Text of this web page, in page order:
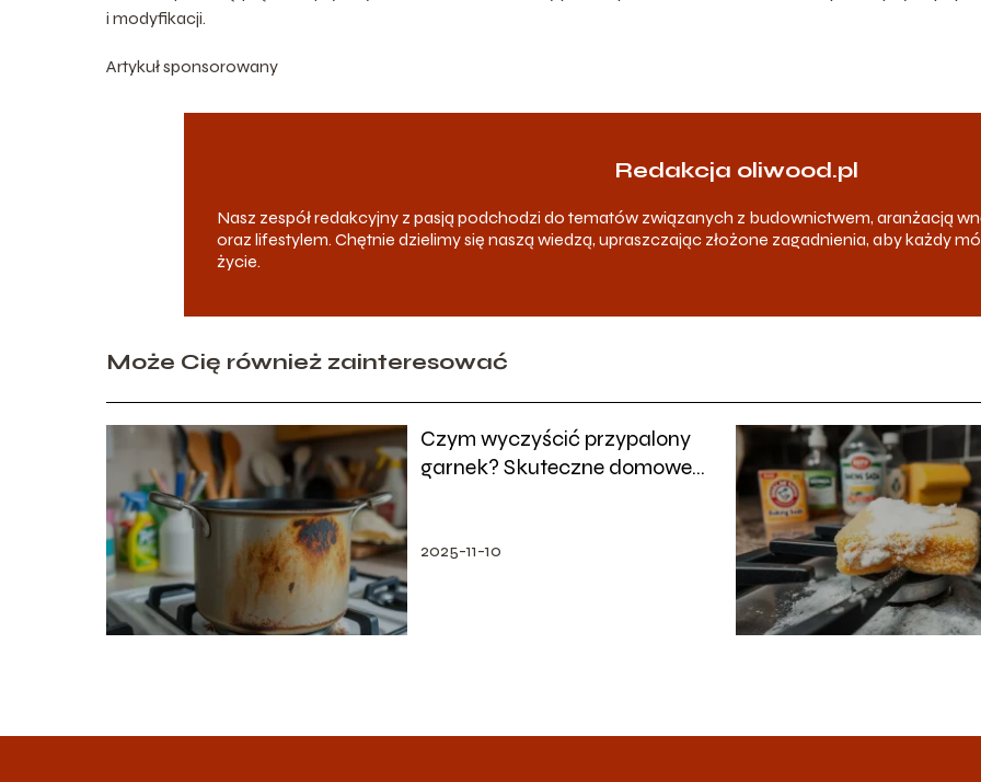
i modyfikacji.
Artykuł sponsorowany
Redakcja oliwood.pl
Nasz zespół redakcyjny z pasją podchodzi do tematów związanych z budownictwem, aranżacją
oraz lifestylem. Chętnie dzielimy się naszą wiedzą, upraszczając złożone zagadnienia, aby każdy
życie.
Może Cię również zainteresować
Czym wyczyścić przypalony
garnek? Skuteczne domowe
2025-11-10